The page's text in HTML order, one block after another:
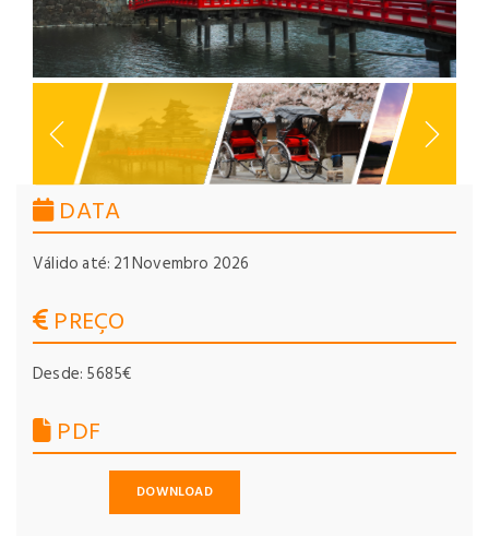
DATA
Válido até: 21 Novembro 2026
PREÇO
Desde: 5685€
PDF
DOWNLOAD